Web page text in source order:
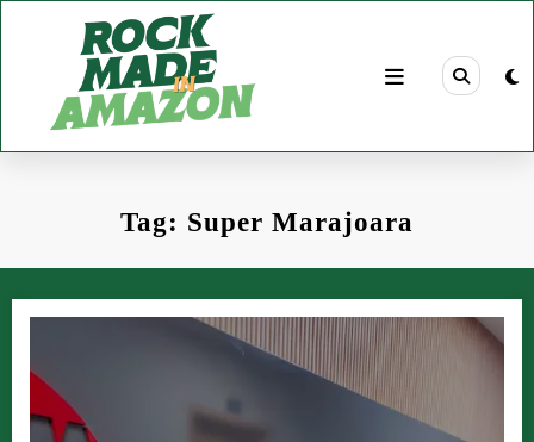
Tag: Super Marajoara